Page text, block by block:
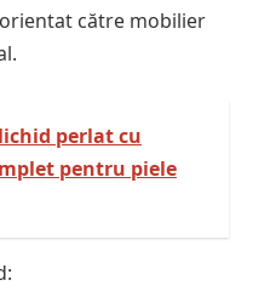
către mobilier
perlat cu
pentru piele